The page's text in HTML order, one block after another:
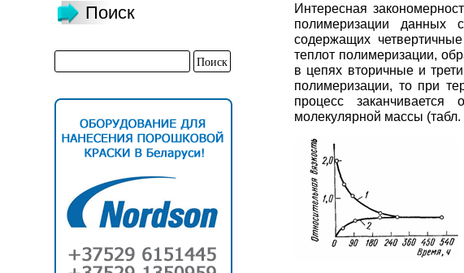
Поиск
Интересная
полимеризации данных
содержащих
теплот полимеризации,
в цепях вторичные и
полимеризации, то при
процесс заканчивается
молекулярной массы (табл.